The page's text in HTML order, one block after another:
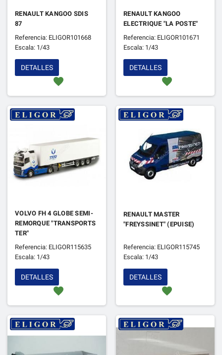
RENAULT KANGOO SDIS
87
Referencia: ELIGOR101668
Escala: 1/43
favorite
DETALLES
RENAULT KANGOO
ELECTRIQUE "LA POSTE"
Referencia: ELIGOR101671
Escala: 1/43
favorite
DETALLES
VOLVO FH 4 GLOBE SEMI-
REMORQUE "TRANSPORTS
TER"
Referencia: ELIGOR115635
Escala: 1/43
favorite
DETALLES
RENAULT MASTER
"FREYSSINET" (EPUISE)
Referencia: ELIGOR115745
Escala: 1/43
favorite
DETALLES